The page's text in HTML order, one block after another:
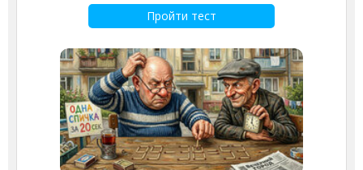
Пройти тест